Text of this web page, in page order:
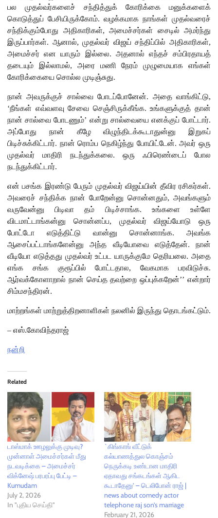
பல முதல்வர்களைச் சந்தித்துக் கோரிக்கை மனுக்களைக்
கொடுத்துப் பேசியிருக்கோம். வழக்கமாக நாங்கள் முதல்வரைச்
சந்திக்கும்போது அதிகாரிகள், அமைச்சர்கள் சைடில் அமர்ந்து
இருப்பார்கள். ஆனால், முதல்வர் விஜய் சந்திப்பில் அதிகாரிகள்,
அமைச்சர் என யாரும் இல்லை. அதனால் எந்தச் சம்பிரதாயத்
தடையும் இல்லாமல், அரை மணி நேரம் முழுமையாக எங்கள்
கோரிக்கையை சொல்ல முடிஞ்சுது.
நான் அவருக்குச் சால்வை போடப்போனேன். அதை வாங்கிட்டு,
‘நீங்கள் எவ்வளவு சேவை செஞ்சிருக்கீங்க. உங்களுக்குத் தான்
நான் சால்வை போடணும்’ என்று சால்வையை எனக்குப் போட்டார்.
அப்போது நான் கீழே விழுந்திடக்கூடாதுன்னு இறுகப்
பிடிச்சுக்கிட்டார். நான் ரொம்ப நெகிழ்ந்து போயிட்டேன். அவர் ஒரு
முதல்வர் மாதிரி நடந்துக்கலை. ஒரு ஃபிரெண்டைப் போல
நடந்துக்கிட்டார்.
என் பசங்க இரண்டு பேரும் முதல்வர் விஜய்யின் தீவிர ரசிகர்கள்.
அவரைச் சந்திக்க நான் போறேன்னு சொன்னதும், அவங்களும்
வருவேன்னு பிடிவா தம் பிடிச்சாங்க. உங்களை உள்ளே
விடமாட்டாங்கன்னு சொன்னப்ப, முதல்வர் விஜய்யோடு ஒரு
போட்டோ எடுத்திட்டு வான்னு சொன்னாங்க. அவங்க
ஆசைப்பட்டாங்களேன்னு அந்த வீடியோவை எடுத்தேன். நான்
வீடியோ எடுத்தது முதல்வர் உட்பட யாருக்குமே தெரியலை. அதை
எங்க சங்க குரூப்பில் போட்டதால, வேகமாக பரவிடுச்சு.
ஆர்வக்கோளாறால் நான் செய்த தவற்றை ஒப்புக்கறேன்’’ என்றார்
சிம்மசந்திரன்.
மாற்றங்கள் மாற்றுத்திறனாளிகள் நலனில் இருந்து தொடங்கட்டும்.
– எஸ்.கோவிந்தராஜ்
நன்றி
Related
டாஸ்மாக் ஊழலுக்கு முடிவு?
முன்னாள் அமைச்சர்கள் மீது
நடவடிக்கை – அமைச்சர்
விக்னேஷ் பரபரப்பு பேட்டி –
Kumudam
July 2, 2026
In "புதிய செய்தி"
`கிங்காங் வீட்டுக்
கல்யாணத்துல கொஞ்சம்
நெருக்கடி உண்டான மாதிரி
ஏதாவது சங்கடங்கள் ஆகிட
கூடாதேனு’ – டெலிபோன் ராஜ் |
news about comedy actor
telephone raj son’s marriage
February 21, 2026